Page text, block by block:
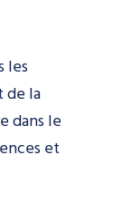
les
de la
dans le
et